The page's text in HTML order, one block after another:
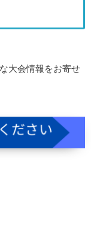
大会情報をお寄せ